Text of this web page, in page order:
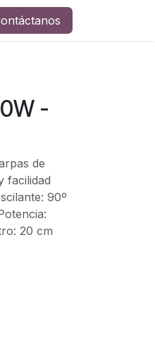
-
de
facilidad
90º
20 cm